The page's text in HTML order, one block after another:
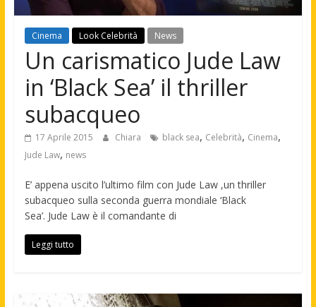
Cinema Look Celebrità News
Un carismatico Jude Law
in ‘Black Sea’ il thriller
subacqueo
17 Aprile 2015 Chiara black sea, Celebrità, Cinema,
Jude Law, news
E’ appena uscito l’ultimo film con Jude Law ,un thriller
subacqueo sulla seconda guerra mondiale ‘Black
Sea’. Jude Law è il comandante di
Leggi tutto